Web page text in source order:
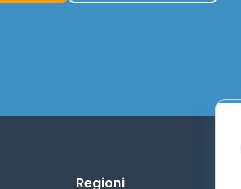
Regioni